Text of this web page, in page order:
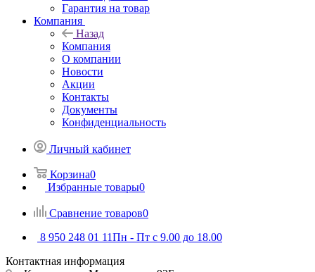
Гарантия на товар
Компания
Назад
Компания
О компании
Новости
Акции
Контакты
Документы
Конфиденциальность
Личный кабинет
Корзина0
Избранные товары0
Сравнение товаров0
8 950 248 01 11Пн - Пт с 9.00 до 18.00
Контактная информация